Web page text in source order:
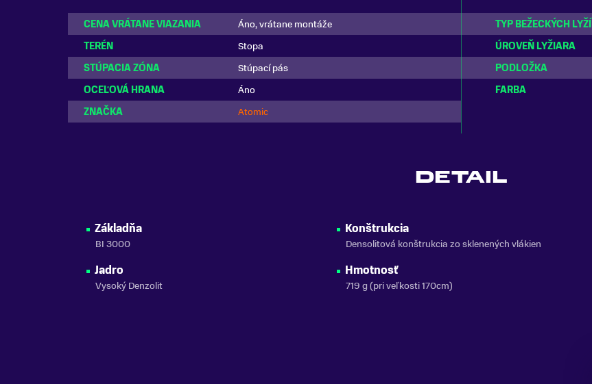
CENA VRÁTANE VIAZANIA Áno, vrátane montáže TYP BEŽECKÝCH LYŽÍ
TERÉN
Stopa ÚROVEŇ LYŽIARA
STÚPACIA ZÓNA
Stúpací pás PODLOŽKA
OCEĽOVÁ HRANA
Áno FARBA
ZNAČKA
Atomic
DETAIL
Základňa
BI 3000
Jadro
Vysoký Denzolit
Konštrukcia
Densolitová konštrukcia zo sklenených vlákien
Hmotnosť
719 g (pri veľkosti 170cm)